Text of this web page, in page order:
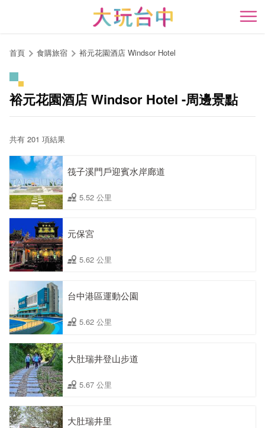
開
首頁 食購旅宿 裕元花園酒店 Windsor Hotel
裕元花園酒店 Windsor Hotel -周邊景點
共有 201 項結果
筏子溪門戶迎賓水岸廊道
5.52 公里
元保宮
5.62 公里
台中港區運動公園
5.62 公里
大肚瑞井登山步道
5.67 公里
大肚瑞井里